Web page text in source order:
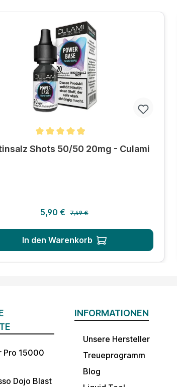
Bewertung von 4.8 von 5 Sternen
Shots 50/50 20mg - Culami
Verkaufspreis:
5,90 € Regulärer Preis:
7,49 €
In den Warenkorb
Pro 15000
Dojo Blast
INFORMATIONEN
Unsere Hersteller
Treueprogramm
Blog